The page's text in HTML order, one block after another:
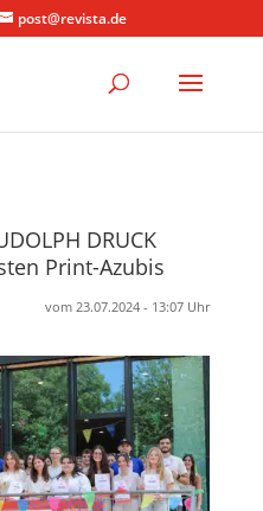
post@revista.de
DRUCK
Print-Azubis
vom 23.07.2024 - 13:07 Uhr